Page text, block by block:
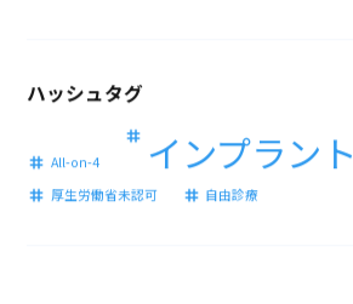
ハッシュタグ
All-on-4 インプラント
厚生労働省未認可
自由診療